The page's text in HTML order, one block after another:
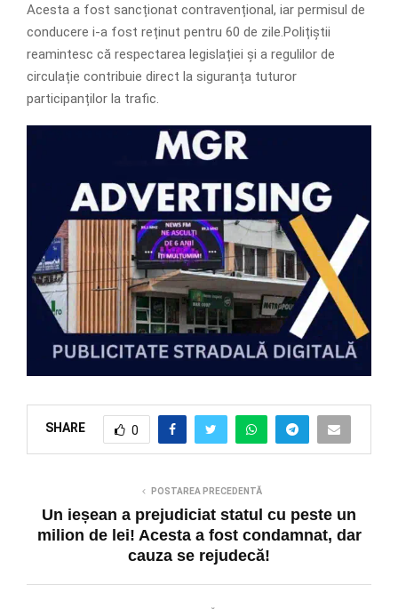
Acesta a fost sancționat contravențional, iar permisul de
conducere i-a fost reținut pentru 60 de zile.Polițiștii
reamintesc că respectarea legislației și a regulilor de
circulație contribuie direct la siguranța tuturor
participanților la trafic.
SHARE 0
POSTAREA PRECEDENTĂ
Un ieșean a prejudiciat statul cu peste un
milion de lei! Acesta a fost condamnat, dar
cauza se rejudecă!